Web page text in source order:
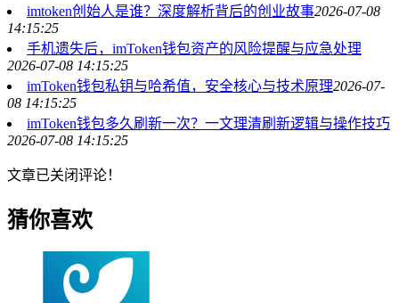
imtoken创始人是谁？深度解析背后的创业故事2026-07-08
14:15:25
手机遗失后，imToken钱包资产的风险提醒与应急处理
2026-07-08 14:15:25
imToken钱包私钥与哈希值，安全核心与技术原理2026-07-
08 14:15:25
imToken钱包多久刷新一次？一文理清刷新逻辑与操作技巧
2026-07-08 14:15:25
文章已关闭评论！
猜你喜欢